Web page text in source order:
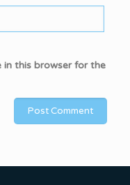
in this browser for the